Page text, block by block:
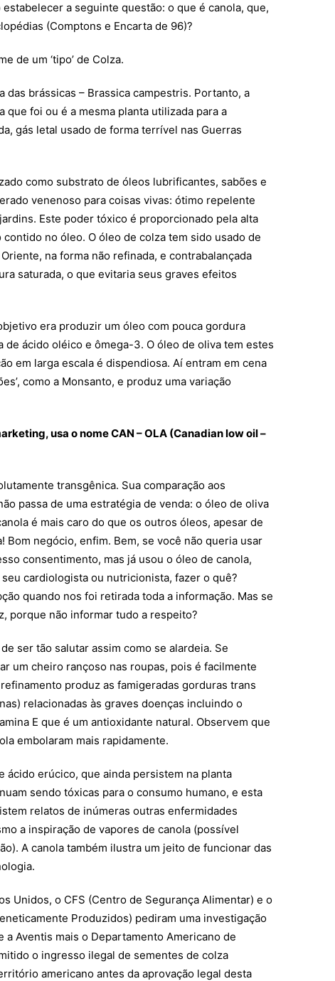
a seguinte questão: o que é canola, que,
(Comptons e Encarta de 96)?
de um ‘tipo’ de Colza.
das brássicas – Brassica campestris. Portanto, a
que foi ou é a mesma planta utilizada para a
gás letal usado de forma terrível nas Guerras
como substrato de óleos lubrificantes, sabões e
venenoso para coisas vivas: ótimo repelente
Este poder tóxico é proporcionado pela alta
no óleo. O óleo de colza tem sido usado de
na forma não refinada, e contrabalançada
saturada, o que evitaria seus graves efeitos
era produzir um óleo com pouca gordura
de ácido oléico e ômega-3. O óleo de oliva tem estes
em larga escala é dispendiosa. Aí entram em cena
como a Monsanto, e produz uma variação
usa o nome CAN – OLA (Canadian low oil –
transgênica. Sua comparação aos
passa de uma estratégia de venda: o óleo de oliva
é mais caro do que os outros óleos, apesar de
Bom negócio, enfim. Bem, se você não queria usar
consentimento, mas já usou o óleo de canola,
cardiologista ou nutricionista, fazer o quê?
quando nos foi retirada toda a informação. Mas se
porque não informar tudo a respeito?
ser tão salutar assim como se alardeia. Se
um cheiro rançoso nas roupas, pois é facilmente
produz as famigeradas gorduras trans
relacionadas às graves doenças incluindo o
E que é um antioxidante natural. Observem que
embolaram mais rapidamente.
ácido erúcico, que ainda persistem na planta
sendo tóxicas para o consumo humano, e esta
relatos de inúmeras outras enfermidades
a inspiração de vapores de canola (possível
A canola também ilustra um jeito de funcionar das
Unidos, o CFS (Centro de Segurança Alimentar) e o
Produzidos) pediram uma investigação
a Aventis mais o Departamento Americano de
o ingresso ilegal de sementes de colza
americano antes da aprovação legal desta